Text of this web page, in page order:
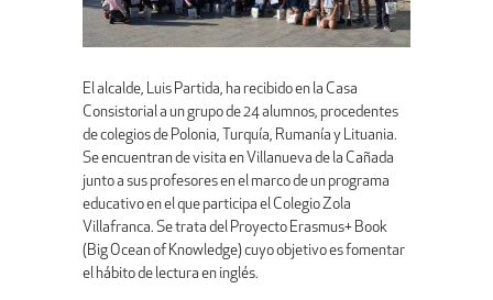
El alcalde, Luis Partida, ha recibido en la Casa
Consistorial a un grupo de 24 alumnos, procedentes
de colegios de Polonia, Turquía, Rumanía y Lituania.
Se encuentran de visita en Villanueva de la Cañada
junto a sus profesores en el marco de un programa
educativo en el que participa el Colegio Zola
Villafranca. Se trata del Proyecto Erasmus+ Book
(Big Ocean of Knowledge) cuyo objetivo es fomentar
el hábito de lectura en inglés.